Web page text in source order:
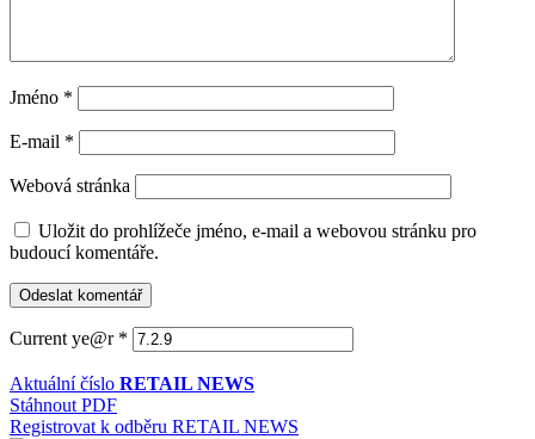
Jméno *
E-mail *
Webová stránka
Uložit do prohlížeče jméno, e-mail a webovou stránku pro
budoucí komentáře.
Current ye@r *
Aktuální číslo RETAIL NEWS
Stáhnout PDF
Registrovat k odběru RETAIL NEWS